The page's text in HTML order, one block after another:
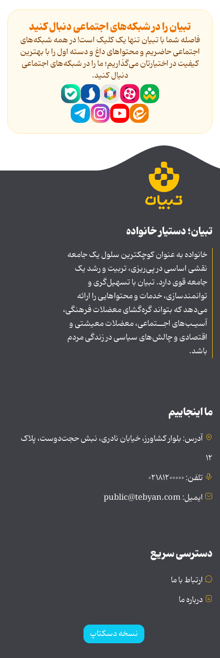
تبیان را در شبکه‌های اجتماعی دنبال کنید
فاصله شما با تبیان تنها یک کلیک است! در همه شبکه‌های
اجتماعی حاضریم و محتواهای داغ و دسته اول را با بهترین
کیفیت در اختیارتان می‌گذاریم؛ ما را در شبکه‌های اجتماعی
دنیال کنید.
تبیان؛ دستیار خانواده
خانواده به عنوان کوچکترین سلول یک جامعه
نقشی اساسی در پی‌ریزی، تربیت و رشد یک
جامعه قوی دارد. تبیان با تسهیل‌گری و
توانمندسازی، خدمات و محتواهایی را ارائه
می‌دهد که بتواند گره‌گشای معضلات فرهنگی،
آسیـب‌های اجــتماعی، معضلات معیشتی و
اقتصادی و چالش‌های سیاسی در زندگی مردم
باشد.
ما اینجاییم
آدرس: بلوار کشاورز، خیابان نادری، نبش حجت‌دوست، پلاک
۱۲
تلفن: ۰۲۱۸۱۲۰۰۰۰۰
ایمیل: public@tebyan.com
دسترسی سریع
ارتباط با ما
درباره ما
نسخه دسکتاپ